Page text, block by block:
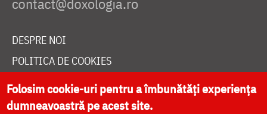
DESPRE NOI
POLITICA DE COOKIES
DONEAZĂ ONLINE PENTRU CATEDRALA NAȚIONALĂ
Folosim cookie-uri pentru a îmbunătăți experiența
dumneavoastră pe acest site.